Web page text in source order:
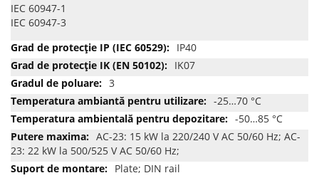
IEC 60947-1
IEC 60947-3
IP40
IK07
3
-25…70 °C
-50…85 °C
AC-23: 15 kW la 220/240 V AC 50/60 Hz; AC-
23: 22 kW la 500/525 V AC 50/60 Hz;
Plate; DIN rail